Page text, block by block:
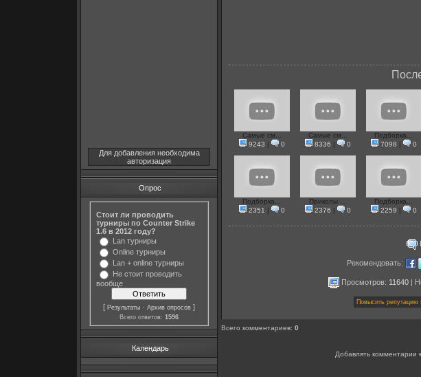
Для добавления необходима
авторизация
Опрос
Стоит ли проводить
турниры по Counter Strike
1.6 в 2012 году?
Lan турниры
Online турниры
Lan + online турниры
Не стоит проводить
вообще
[ Результаты · Архив опросов ]
Всего ответов: 1596
Календарь
Самые см...
9243 | 0
Самые см...
8336 | 0
Подборка...
7098 | 0
Подборка...
2351 | 0
Приколы ...
2376 | 0
Подборка...
2259 | 0
Рекомендовать:
Просмотров: 11640|
Всего комментариев: 0
Добавлять комментарии